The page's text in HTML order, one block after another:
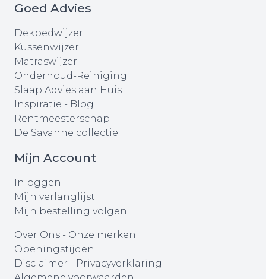
Goed Advies
Dekbedwijzer
Kussenwijzer
Matraswijzer
Onderhoud-Reiniging
Slaap Advies aan Huis
Inspiratie - Blog
Rentmeesterschap
De Savanne collectie
Mijn Account
Inloggen
Mijn verlanglijst
Mijn bestelling volgen
Over Ons - Onze merken
Openingstijden
Disclaimer - Privacyverklaring